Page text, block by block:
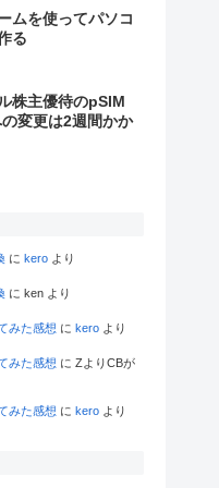
ムを使ってパソコ
る
株主優待のpSIM
変更は2週間かか
に kero より
に ken より
みた感想 に kero より
みた感想 に ZよりCBが
みた感想 に kero より